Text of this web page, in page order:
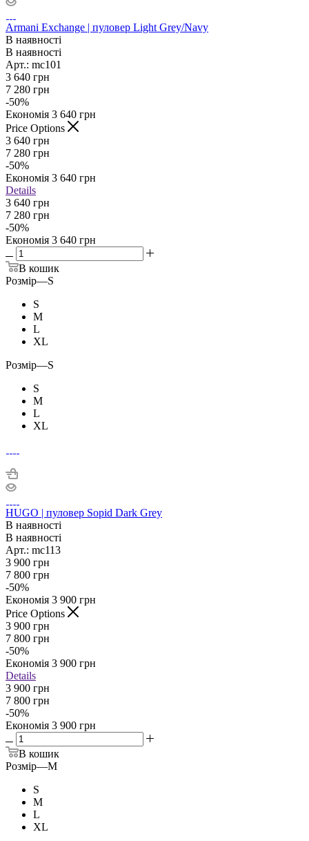
Armani Exchange | пуловер Light Grey/Navy
В наявності
В наявності
Арт.: mc101
3 640 грн
7 280 грн
-50%
Економія 3 640 грн
Price Options
3 640 грн
7 280 грн
-50%
Економія 3 640 грн
Details
3 640 грн
7 280 грн
-50%
Економія 3 640 грн
В кошик
Розмір—S
S
M
L
XL
Розмір—S
S
M
L
XL
HUGO | пуловер Sopid Dark Grey
В наявності
В наявності
Арт.: mc113
3 900 грн
7 800 грн
-50%
Економія 3 900 грн
Price Options
3 900 грн
7 800 грн
-50%
Економія 3 900 грн
Details
3 900 грн
7 800 грн
-50%
Економія 3 900 грн
В кошик
Розмір—M
S
M
L
XL